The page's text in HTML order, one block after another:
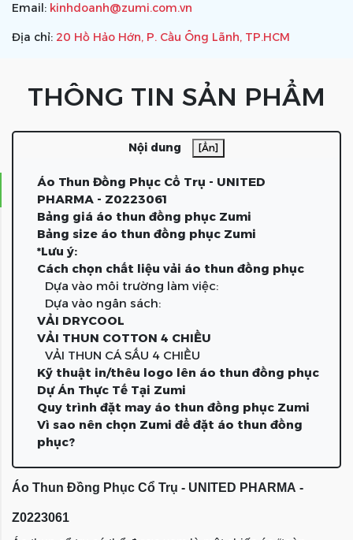
Email: kinhdoanh@zumi.com.vn
Địa chỉ: 20 Hồ Hảo Hớn, P. Cầu Ông Lãnh, TP.HCM
THÔNG TIN SẢN PHẨM
Nội dung [Ẩn]
Áo Thun Đồng Phục Cổ Trụ - UNITED
PHARMA - Z0223061
Bảng giá áo thun đồng phục Zumi
Bảng size áo thun đồng phục Zumi
*Lưu ý:
Cách chọn chất liệu vải áo thun đồng phục
Dựa vào môi trường làm việc:
Dựa vào ngân sách:
VẢI DRYCOOL
VẢI THUN COTTON 4 CHIỀU
VẢI THUN CÁ SẤU 4 CHIỀU
Kỹ thuật in/thêu logo lên áo thun đồng phục
Dự Án Thực Tế Tại Zumi
Quy trình đặt may áo thun đồng phục Zumi
Vì sao nên chọn Zumi để đặt áo thun đồng
phục?
Áo Thun Đồng Phục Cổ Trụ - UNITED PHARMA -
Z0223061